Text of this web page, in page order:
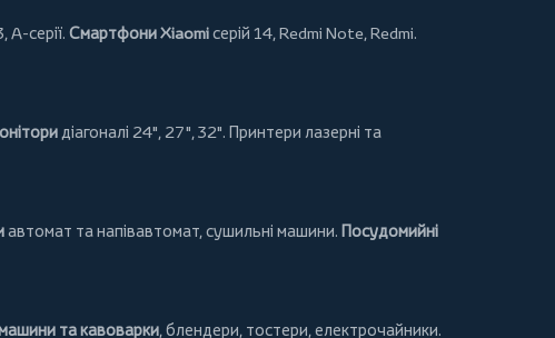
A-серії. Смартфони Xiaomiсерій 14, Redmi Note, Redmi.
діагоналі 24", 27", 32". Принтери лазерні та
автомат та напівавтомат,сушильні машини. Посудомийні
та кавоварки,блендери, тостери,електрочайники.